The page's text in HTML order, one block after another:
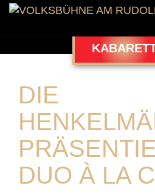
DIE
DUO À LA